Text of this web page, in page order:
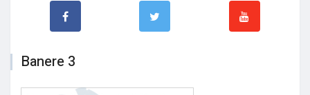
Banere 3